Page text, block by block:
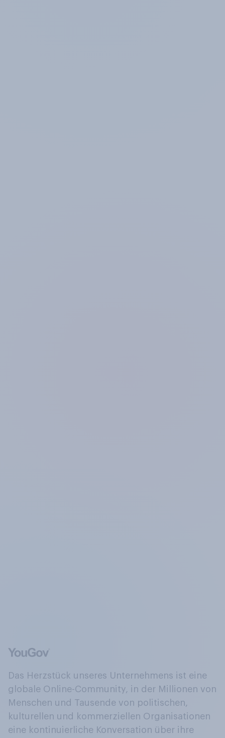
Das Herzstück unseres Unternehmens ist eine
globale Online-Community, in der Millionen von
Menschen und Tausende von politischen,
kulturellen und kommerziellen Organisationen
eine kontinuierliche Konversation über ihre